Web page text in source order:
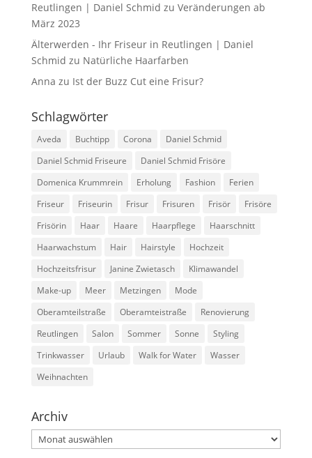
Reutlingen | Daniel Schmid zu Veränderungen ab
März 2023
Älterwerden - Ihr Friseur in Reutlingen | Daniel
Schmid zu Natürliche Haarfarben
Anna zu Ist der Buzz Cut eine Frisur?
Schlagwörter
Aveda Buchtipp Corona
Daniel Schmid
Daniel Schmid Friseure
Daniel Schmid Frisöre
Domenica Krummrein
Erholung Fashion
Ferien
Friseur
Friseurin Frisur Frisuren Frisör
Frisöre
Frisörin
Haar Haare Haarpflege
Haarschnitt
Haarwachstum
Hair Hairstyle
Hochzeit
Hochzeitsfrisur
Janine Zwietasch
Klimawandel
Make-up
Meer Metzingen
Mode
Oberamteilstraße
Oberamteistraße
Renovierung
Reutlingen
Salon Sommer Sonne
Styling
Trinkwasser
Urlaub Walk for Water
Wasser
Weihnachten
Archiv
Archiv